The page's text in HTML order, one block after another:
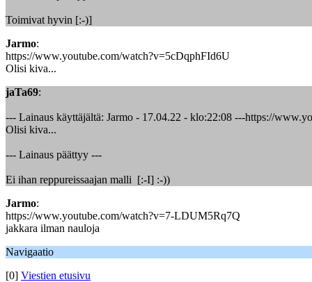
Toimivat hyvin [:-)]
Jarmo:
https://www.youtube.com/watch?v=5cDqphFId6U
Olisi kiva...
jaTa69:
--- Lainaus käyttäjältä: Jarmo - 17.04.22 - klo:22:08 ---https://
Olisi kiva...
--- Lainaus päättyy ---
Ei ihan reppureissaajan malli [:-I] :-))
Jarmo:
https://www.youtube.com/watch?v=7-LDUM5Rq7Q
jakkara ilman nauloja
Navigaatio
[0] Viestien etusivu